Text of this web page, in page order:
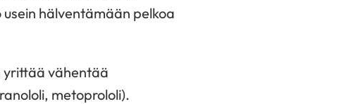
hälventämään pelkoa
yrittää vähentää
metoprololi).